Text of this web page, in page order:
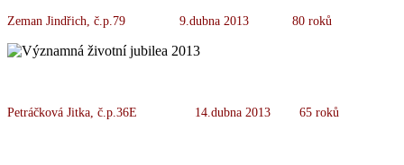
Zeman Jindřich, č.p.79 9.dubna 2013 80 roků
Petráčková Jitka, č.p.36E 14.dubna 2013 65 roků